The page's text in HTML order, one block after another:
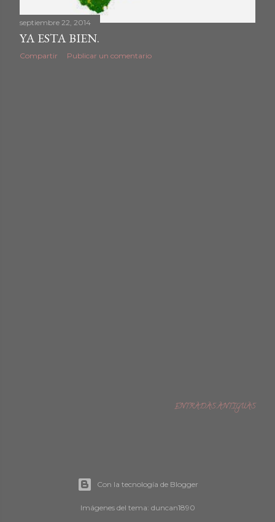
a
s
septiembre 22, 2014
YA ESTA BIEN.
Compartir Publicar un comentario
ENTRADAS ANTIGUAS
Con la tecnología de Blogger
Imágenes del tema: duncan1890